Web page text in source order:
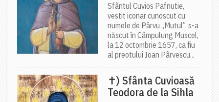
Sfântul Cuvios Pafnutie,
vestit iconar cunoscut cu
numele de Pârvu „Mutul”, s-a
născut în Câmpulung Muscel,
la 12 octombrie 1657, ca fiu
al preotului Ioan Pârvescu...
✝) Sfânta Cuvioasă
Teodora de la Sihla